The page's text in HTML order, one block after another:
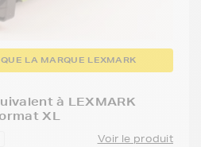
LA MARQUE LEXMARK
à LEXMARK
XL
Voir le produit